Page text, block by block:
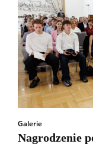
Galerie
Nagrodzenie